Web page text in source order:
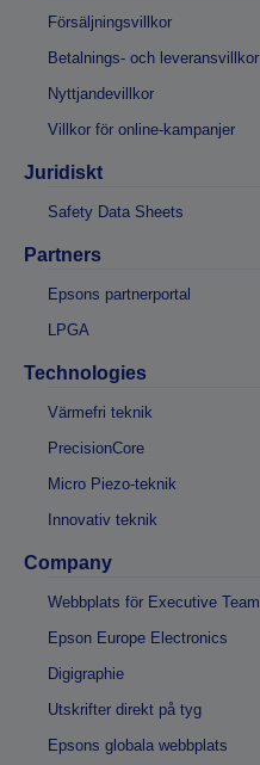
Försäljningsvillkor
Betalnings- och leveransvillkor
Nyttjandevillkor
Villkor för online-kampanjer
Juridiskt
Safety Data Sheets
Partners
Epsons partnerportal
LPGA
Technologies
Värmefri teknik
PrecisionCore
Micro Piezo-teknik
Innovativ teknik
Company
Webbplats för Executive Team
Epson Europe Electronics
Digigraphie
Utskrifter direkt på tyg
Epsons globala webbplats